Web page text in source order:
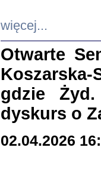
więcej...
Otwarte
Koszarska-
gdzie
dyskurs o
02.04.2026